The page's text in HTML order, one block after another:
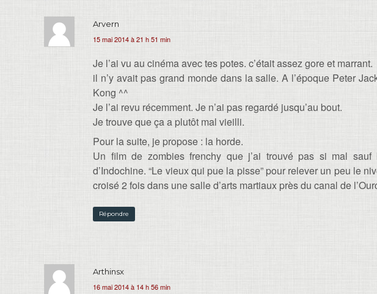
Arvern
15 mai 2014 à 21 h 51 min
Je l’ai vu au cinéma avec tes potes. c’était assez gore et marrant.
il n’y avait pas grand monde dans la salle. A l’époque Peter
Kong ^^
Je l’ai revu récemment. Je n’ai pas regardé jusqu’au bout.
Je trouve que ça a plutôt mal vieilli.
Pour la suite, je propose : la horde.
Un film de zombies frenchy que j’ai trouvé pas si mal sauf
d’Indochine. “Le vieux qui pue la pisse” pour relever un peu le
croisé 2 fois dans une salle d’arts martiaux près du canal de
Répondre
Arthinsx
16 mai 2014 à 14 h 56 min